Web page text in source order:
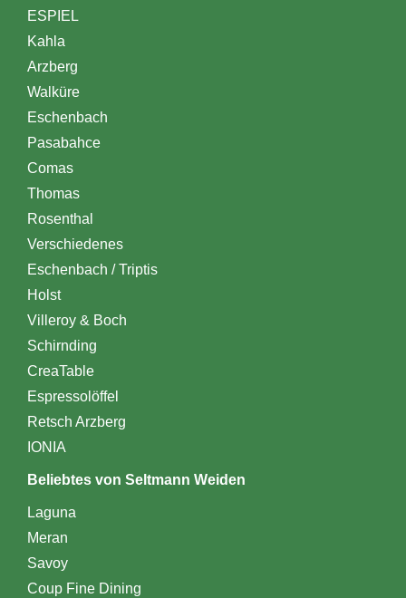
ESPIEL
Kahla
Arzberg
Walküre
Eschenbach
Pasabahce
Comas
Thomas
Rosenthal
Verschiedenes
Eschenbach / Triptis
Holst
Villeroy & Boch
Schirnding
CreaTable
Espressolöffel
Retsch Arzberg
IONIA
Beliebtes von Seltmann Weiden
Laguna
Meran
Savoy
Coup Fine Dining